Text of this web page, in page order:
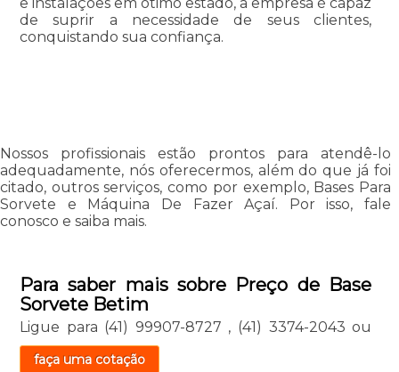
de suprir a necessidade de seus clientes,
conquistando sua confiança.
Nossos profissionais estão prontos para atendê-lo
adequadamente, nós oferecermos, além do que já foi
citado, outros serviços, como por exemplo, Bases Para
Sorvete e Máquina De Fazer Açaí. Por isso, fale
conosco e saiba mais.
Para saber mais sobre Preço de Base
Sorvete Betim
Ligue para (41) 99907-8727 , (41) 3374-2043 ou
faça uma cotação